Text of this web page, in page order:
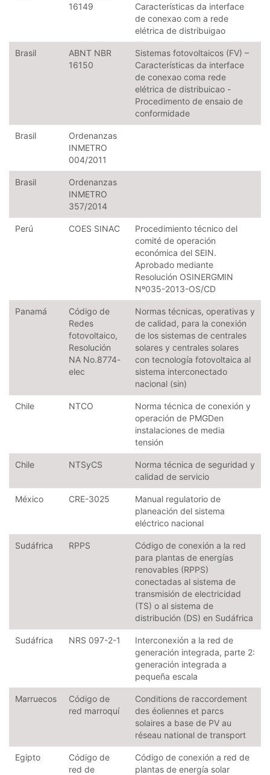
16149
Características da interface
de conexao com a rede
elétrica de distribuigao
Brasil
ABNT NBR
16150
Sistemas fotovoltaicos (FV) –
Características da interface
de conexao coma rede
elétrica de distribuicao -
Procedimento de ensaio de
conformidade
Brasil
Ordenanzas
INMETRO
004/2011
Brasil
Ordenanzas
INMETRO
357/2014
Perú COES SINAC
Procedimiento técnico del
comité de operación
económica del SEIN.
Aprobado mediante
Resolución OSINERGMIN
Nº035-2013-OS/CD
Panamá
Código de
Redes
fotovoltaico,
Resolución
NA No.8774-
elec
Normas técnicas, operativas y
de calidad, para la conexión
de los sistemas de centrales
solares y centrales solares
con tecnología fotovoltaica al
sistema interconectado
nacional (sin)
Chile NTCO
Norma técnica de conexión y
operación de PMGDen
instalaciones de media
tensión
Chile NTSyCS
Norma técnica de seguridad y
calidad de servicio
México CRE-3025
Manual regulatorio de
planeación del sistema
eléctrico nacional
Sudáfrica RPPS
Código de conexión a la red
para plantas de energías
renovables (RPPS)
conectadas al sistema de
transmisión de electricidad
(TS) o al sistema de
distribución (DS) en Sudáfrica
Sudáfrica NRS 097-2-1
Interconexión a la red de
generación integrada, parte 2:
generación integrada a
pequeña escala
Marruecos
Código de
red marroquí
Conditions de raccordement
des éoliennes et parcs
solaires a base de PV au
réseau national de transport
Egipto
Código de
red de
Código de conexión a red de
plantas de energía solar